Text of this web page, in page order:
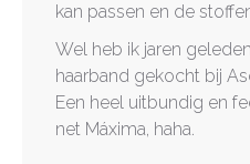
kan passen en de
Wel heb ik jaren
haarband gekocht bij
Een heel uitbundig en
net Máxima, haha.